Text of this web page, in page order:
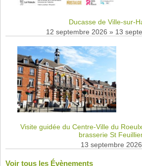
Ducasse de Ville-sur-
12 septembre 2026 » 13
Visite guidée du Centre-Ville du
brasserie St
13 septembre 2026
Voir tous les Évènements